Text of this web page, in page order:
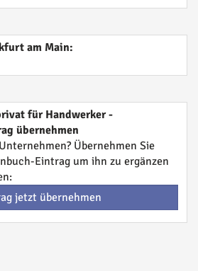
am Main:
für Handwerker -
übernehmen
Übernehmen Sie
Eintrag um ihn zu ergänzen
jetzt übernehmen